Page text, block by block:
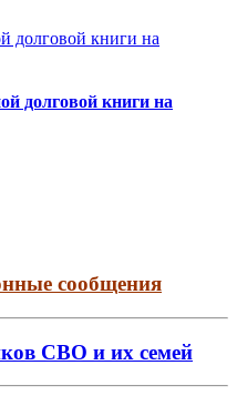
долговой книги на
долговой книги на
сообщения
СВО и их семей